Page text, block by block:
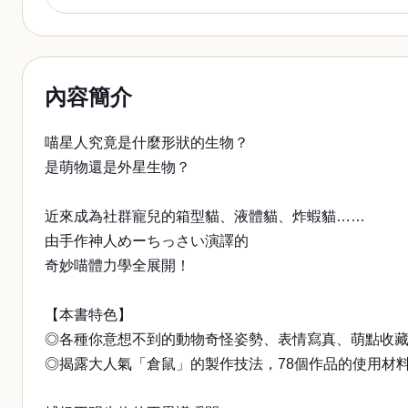
內容簡介
喵星人究竟是什麼形狀的生物？
是萌物還是外星生物？
近來成為社群寵兒的箱型貓、液體貓、炸蝦貓……
由手作神人めーちっさい演譯的
奇妙喵體力學全展開！
【本書特色】
◎各種你意想不到的動物奇怪姿勢、表情寫真、萌點收藏
◎揭露大人氣「倉鼠」的製作技法，78個作品的使用材料